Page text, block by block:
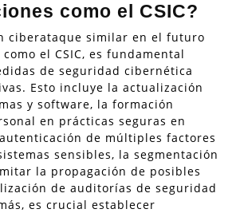
como el CSIC?
ciberataque similar en el futuro
el CSIC, es fundamental
de seguridad cibernética
Esto incluye la actualización
y software, la formación
en prácticas seguras en
de múltiples factores
sensibles, la segmentación
la propagación de posibles
de auditorías de seguridad
es crucial establecer